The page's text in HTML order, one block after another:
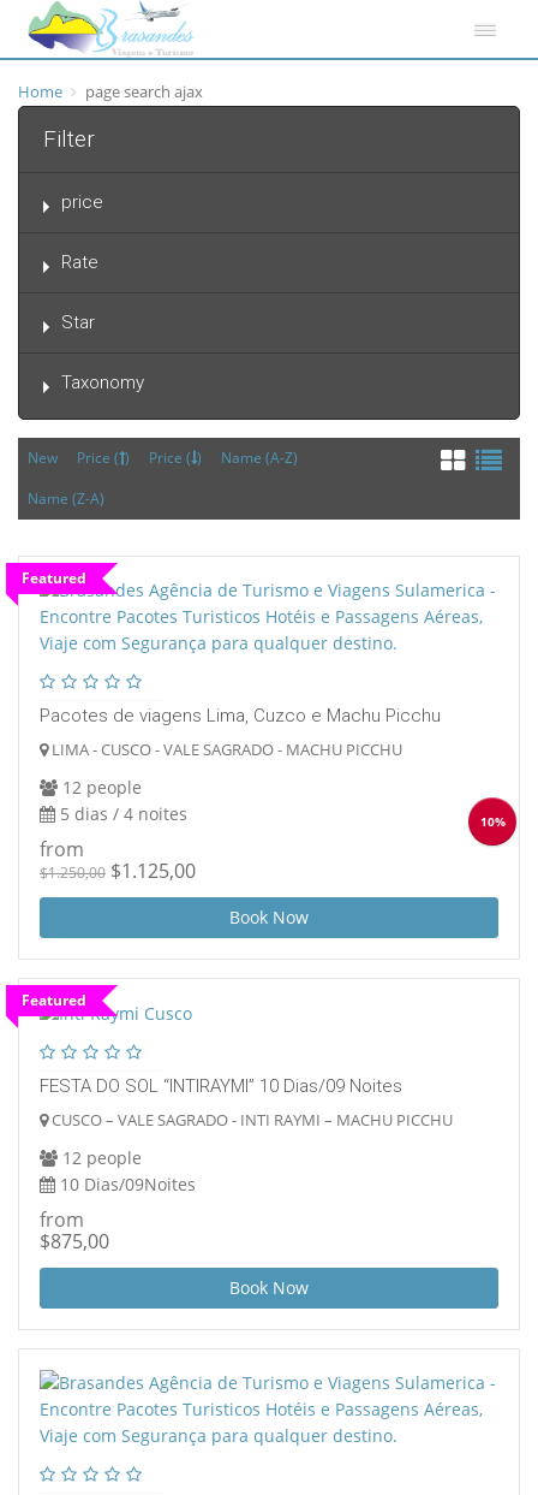
Home page search ajax
Filter
price
Rate
Star
Taxonomy
New Price ( ) Price ( )
Name (A-Z)
Name (Z-A)
Featured
Pacotes de viagens Lima, Cuzco e Machu Picchu
LIMA - CUSCO - VALE SAGRADO - MACHU PICCHU
12 people
5 dias / 4 noites
from
$1.250,00 $1.125,00
Book Now
10%
Featured
FESTA DO SOL “INTIRAYMI” 10 Dias/09 Noites
CUSCO – VALE SAGRADO - INTI RAYMI – MACHU PICCHU
12 people
10 Dias/09Noites
from
$875,00
Book Now